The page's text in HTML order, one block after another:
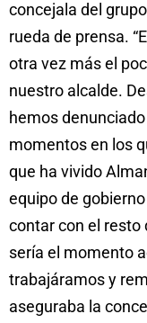
concejala del
rueda de prensa.
otra vez más el
nuestro alcalde.
hemos
momentos en los
que ha vivido
equipo de
contar con el resto
sería el momento
trabajáramos y
aseguraba la